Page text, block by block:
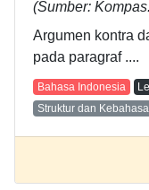
(Sumber:
Argumen kontra
pada paragraf ....
Bahasa Indonesia
Struktur dan